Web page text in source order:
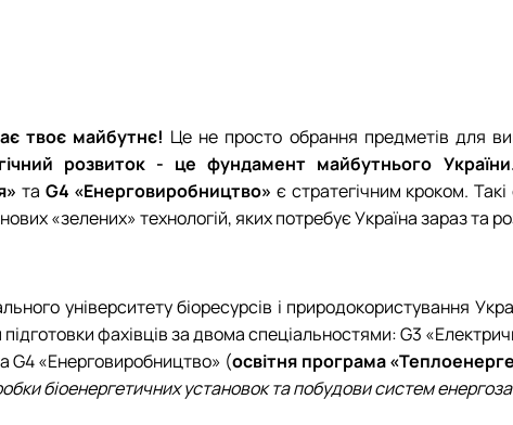
Вибіркові дисципліни
твоє майбутнє! Це не просто обрання предметів для
розвиток - це фундамент майбутнього
та G4 «Енерговиробництво» є стратегічним кроком.
«зелених» технологій, яких потребує Україна зараз та
університету біоресурсів і природокористування
фахівців за двома спеціальностями: G3
G4 «Енерговиробництво» (освітня програма
біоенергетичних установок та побудови систем